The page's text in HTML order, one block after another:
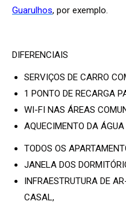
Guarulhos, por exemplo.
DIFERENCIAIS
SERVIÇOS DE CARRO
1 PONTO DE RECARGA
WI-FI NAS ÁREAS
AQUECIMENTO DA
TODOS OS
JANELA DOS
INFRAESTRUTURA DE
CASAL,